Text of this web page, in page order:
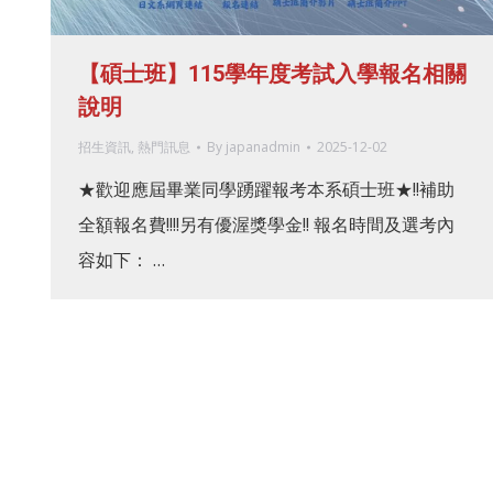
【碩士班】115學年度考試入學報名相關
說明
招生資訊, 熱門訊息 By japanadmin 2025-12-02
★歡迎應屆畢業同學踴躍報考本系碩士班★!!補助
全額報名費!!!!另有優渥獎學金!! 報名時間及選考內
容如下： …